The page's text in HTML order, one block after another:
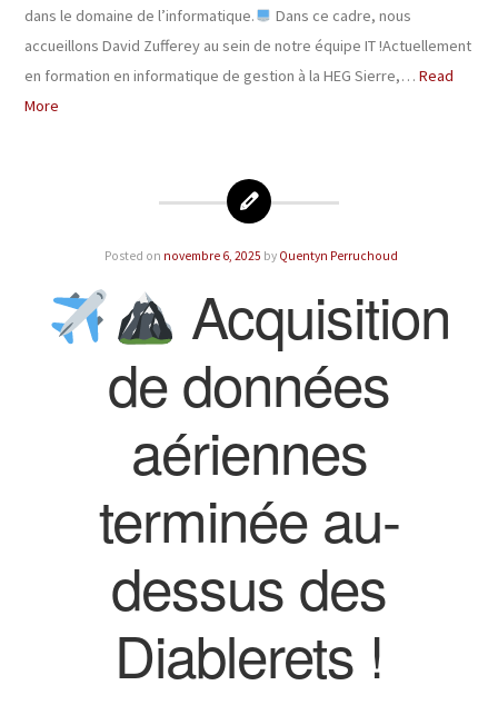
dans le domaine de l’informatique.
Dans ce cadre, nous
accueillons David Zufferey au sein de notre équipe IT !Actuellement
en formation en informatique de gestion à la HEG Sierre,… Read
More
Posted on novembre 6, 2025 by Quentyn Perruchoud
Acquisition
de données
aériennes
terminée au-
dessus des
Diablerets !